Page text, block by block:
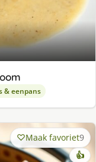
& eenpans
Maak favoriet9
👍